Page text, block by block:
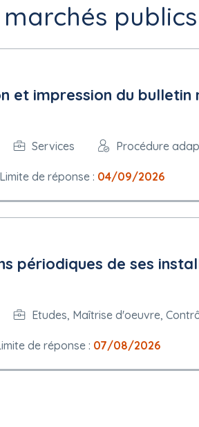
et impression du bulletin
Services Procédure
Limite de réponse : 04/09/2026
périodiques de ses
Etudes, Maîtrise d'oeuvre,
de réponse : 07/08/2026